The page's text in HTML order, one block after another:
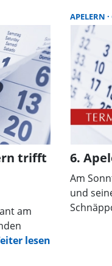
Auf der
und
es einen
trifft
am
Christi
APELERN
6.
Am
und